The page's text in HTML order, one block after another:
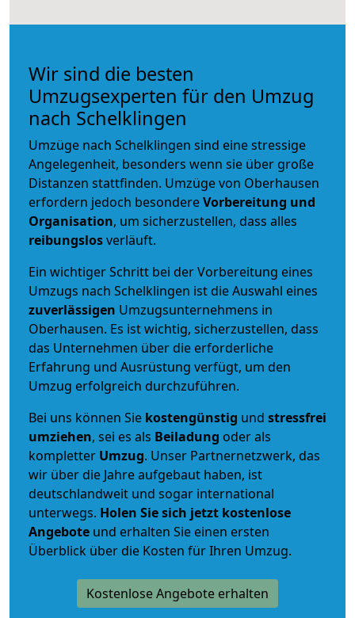
Wir sind die besten
Umzugsexperten für den Umzug
nach Schelklingen
Umzüge nach Schelklingen sind eine stressige
Angelegenheit, besonders wenn sie über große
Distanzen stattfinden. Umzüge von Oberhausen
erfordern jedoch besondereVorbereitung und
Organisation, um sicherzustellen, dass alles
reibungslosverläuft.
Ein wichtiger Schritt bei der Vorbereitung eines
Umzugs nach Schelklingen ist die Auswahl eines
zuverlässigen Umzugsunternehmens in
Oberhausen. Es ist wichtig, sicherzustellen, dass
das Unternehmen über die erforderliche
Erfahrung und Ausrüstung verfügt, um den
Umzug erfolgreich durchzuführen.
Bei uns können Sie kostengünstig und stressfrei
umziehen, sei es als Beiladung oder als
kompletter Umzug. Unser Partnernetzwerk, das
wir über die Jahre aufgebaut haben, ist
deutschlandweit und sogar international
unterwegs. Holen Sie sich jetzt kostenlose
Angebote und erhalten Sie einen ersten
Überblick über die Kosten für Ihren Umzug.
Kostenlose Angebote erhalten